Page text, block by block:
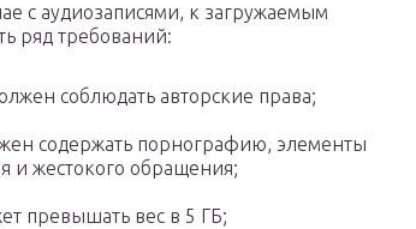
с аудиозаписями, к загружаемым
ряд требований:
соблюдать авторские права;
содержать порнографию, элементы
и жестокого обращения;
превышать вес в 5 ГБ;